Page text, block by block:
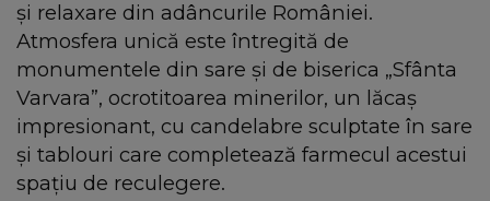
și relaxare din adâncurile României.
Atmosfera unică este întregită de
monumentele din sare și de biserica „Sfânta
Varvara”, ocrotitoarea minerilor, un lăcaș
impresionant, cu candelabre sculptate în sare
și tablouri care completează farmecul acestui
spațiu de reculegere.